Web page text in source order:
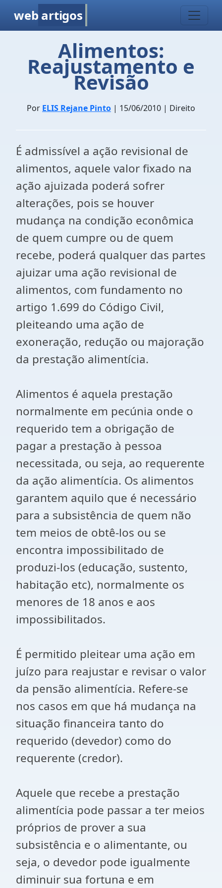
web artigos
Alimentos:
Reajustamento e
Revisão
Por ELIS Rejane Pinto | 15/06/2010 | Direito
É admissível a ação revisional de
alimentos, aquele valor fixado na
ação ajuizada poderá sofrer
alterações, pois se houver
mudança na condição econômica
de quem cumpre ou de quem
recebe, poderá qualquer das partes
ajuizar uma ação revisional de
alimentos, com fundamento no
artigo 1.699 do Código Civil,
pleiteando uma ação de
exoneração, redução ou majoração
da prestação alimentícia.
Alimentos é aquela prestação
normalmente em pecúnia onde o
requerido tem a obrigação de
pagar a prestação à pessoa
necessitada, ou seja, ao requerente
da ação alimentícia. Os alimentos
garantem aquilo que é necessário
para a subsistência de quem não
tem meios de obtê-los ou se
encontra impossibilitado de
produzi-los (educação, sustento,
habitação etc), normalmente os
menores de 18 anos e aos
impossibilitados.
É permitido pleitear uma ação em
juízo para reajustar e revisar o valor
da pensão alimentícia. Refere-se
nos casos em que há mudança na
situação financeira tanto do
requerido (devedor) como do
requerente (credor).
Aquele que recebe a prestação
alimentícia pode passar a ter meios
próprios de prover a sua
subsistência e o alimentante, ou
seja, o devedor pode igualmente
diminuir sua fortuna e em